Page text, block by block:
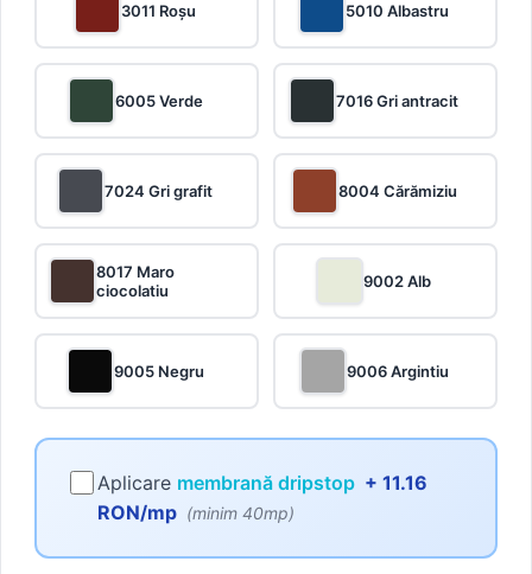
3011 Roșu 5010 Albastru
6005 Verde 7016 Gri antracit
7024 Gri grafit 8004 Cărămiziu
8017 Maro
ciocolatiu
9002 Alb
9005 Negru 9006 Argintiu
Aplicare membrană dripstop + 11.16
RON/mp (minim 40mp)